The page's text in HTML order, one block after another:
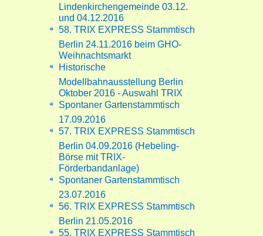
Lindenkirchengemeinde 03.12.
und 04.12.2016
58. TRIX EXPRESS Stammtisch
Berlin 24.11.2016 beim GHO-
Weihnachtsmarkt
Historische
Modellbahnausstellung Berlin
Oktober 2016 - Auswahl TRIX
Spontaner Gartenstammtisch
17.09.2016
57. TRIX EXPRESS Stammtisch
Berlin 04.09.2016 (Hebeling-
Börse mit TRIX-
Förderbandanlage)
Spontaner Gartenstammtisch
23.07.2016
56. TRIX EXPRESS Stammtisch
Berlin 21.05.2016
55. TRIX EXPRESS Stammtisch